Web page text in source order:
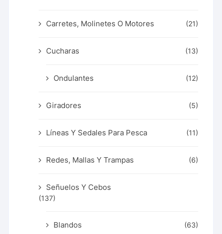
Carretes, Molinetes O Motores (21)
Cucharas (13)
Ondulantes (12)
Giradores (5)
Líneas Y Sedales Para Pesca (11)
Redes, Mallas Y Trampas (6)
Señuelos Y Cebos
(137)
Blandos (63)